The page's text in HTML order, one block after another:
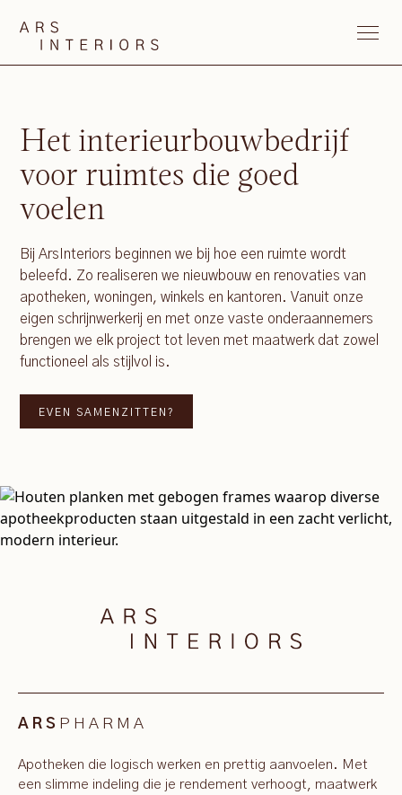
Het interieurbouwbedrijf
voor ruimtes die goed
voelen
Bij ArsInteriors beginnen we bij hoe een ruimte wordt
beleefd. Zo realiseren we nieuwbouw en renovaties van
apotheken, woningen, winkels en kantoren. Vanuit onze
eigen schrijnwerkerij en met onze vaste onderaannemers
brengen we elk project tot leven met maatwerk dat zowel
functioneel als stijlvol is.
EVEN SAMENZITTEN?
ARS PHARMA
Apotheken die logisch werken en prettig aanvoelen. Met
een slimme indeling die je rendement verhoogt, maatwerk